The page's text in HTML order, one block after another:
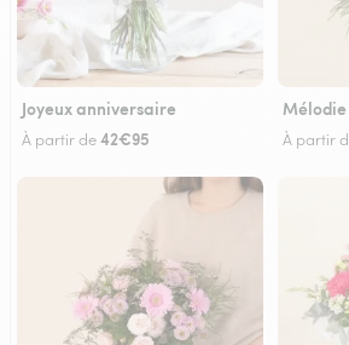
Joyeux anniversaire
À partir de42€95 À partir